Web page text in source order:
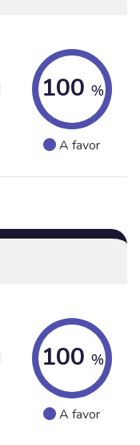
100 %
A favor
100 %
A favor